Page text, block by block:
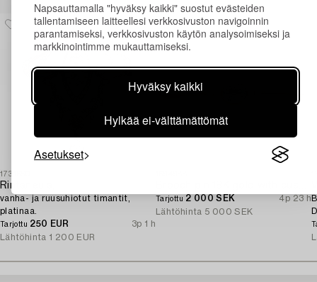
Napsauttamalla "hyväksy kaikki" suostut evästeiden
tallentamiseen laitteellesi verkkosivuston navigoinnin
parantamiseksi, verkkosivuston käytön analysoimiseksi ja
markkinointimme mukauttamiseksi.
Hyväksy kaikki
Hylkää ei-välttämättömät
Asetukset
1731650
Rintaneula,
vanha- ja ruusuhiotut timantit,
platinaa.
Tarjottu 250 EUR
3p 1 h
Lähtöhinta 1 200 EUR
Tarjottu 2 000 SEK
4p 23 h
Lähtöhinta 5 000 SEK